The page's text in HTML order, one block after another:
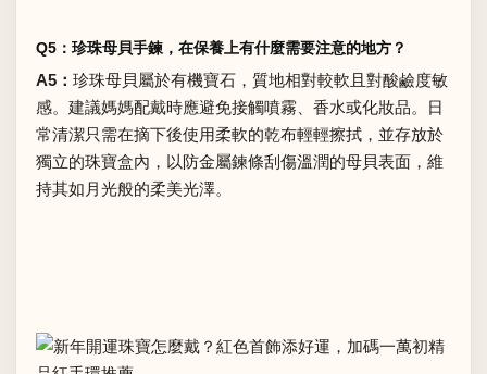
Q5：珍珠母貝手鍊，在保養上有什麼需要注意的地方？
A5： 珍珠母貝屬於有機寶石，質地相對較軟且對酸鹼度敏
感。建議媽媽配戴時應避免接觸噴霧、香水或化妝品。日
常清潔只需在摘下後使用柔軟的乾布輕輕擦拭，並存放於
獨立的珠寶盒內，以防金屬鍊條刮傷溫潤的母貝表面，維
持其如月光般的柔美光澤。